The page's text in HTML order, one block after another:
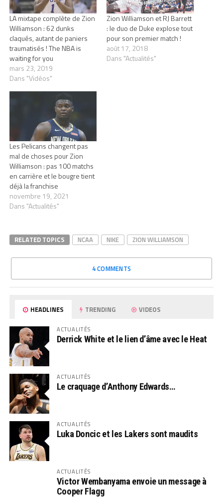
LA mixtape complète de Zion
Williamson : 62 dunks
claqués, autant de paniers
traumatisés ! The NBA is
waiting for you
mars 23, 2019
Dans "Vidéos"
Zion Williamson et RJ Barrett
: le duo de Duke explose tout
pour son premier match !
août 17, 2018
Dans "Actualités"
Les Pelicans changent pas
mal de choses pour Zion
Williamson : pas 100 matchs
en carrière et le bougre tient
déjà la franchise
novembre 19, 2021
Dans "Actualités"
RELATED TOPICS NCAA NIKE ZION WILLIAMSON
4 COMMENTS
HEADLINES TRENDING VIDEOS
ACTUALITÉS
Derrick White et le lien d’âme avec le Heat
ACTUALITÉS
Le craquage d’Anthony Edwards…
ACTUALITÉS
Luka Doncic et les Lakers sont maudits
ACTUALITÉS
Victor Wembanyama envoie un message à
Cooper Flagg